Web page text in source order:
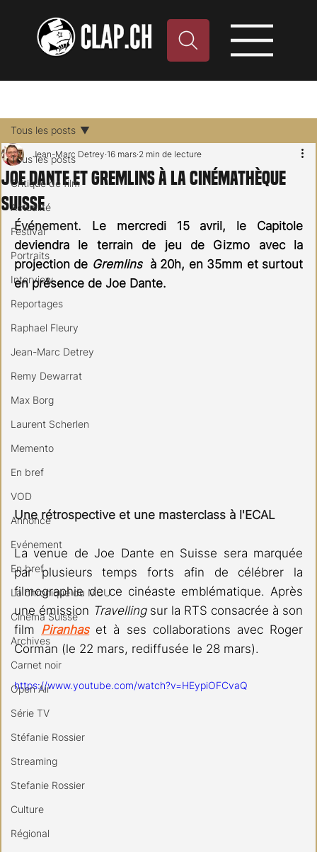
Tous les posts
Critique de film
Actualité
Festival
Portraits
Interview
Reportages
Raphael Fleury
Jean-Marc Detrey
Remy Dewarrat
Max Borg
Laurent Scherlen
Memento
En bref
VOD
Annonce
Evénement
En bref
La chronique du MCU
Cinéma Suisse
Archives
Carnet noir
Open Air
Série TV
Stéfanie Rossier
Streaming
Stefanie Rossier
Culture
Régional
Tous les posts
Joe Dante et Gremlins à la Cinémathèque
Suisse
Jean-Marc Detrey 16 mars 2 min de lecture
Événement. Le mercredi 15 avril, le Capitole
deviendra le terrain de jeu de Gizmo avec la
projection de Gremlins à 20h, en 35mm et surtout
en présence de Joe Dante.
Une rétrospective et une masterclass à l'ECAL
La venue de Joe Dante en Suisse sera marquée
par plusieurs temps forts afin de célébrer la
filmographie de ce cinéaste emblématique. Après
une émission Travelling sur la RTS consacrée à son
film Piranhas et à ses collaborations avec Roger
Corman (le 22 mars, rediffusée le 28 mars).
https://www.youtube.com/watch?v=HEypiOFCvaQ